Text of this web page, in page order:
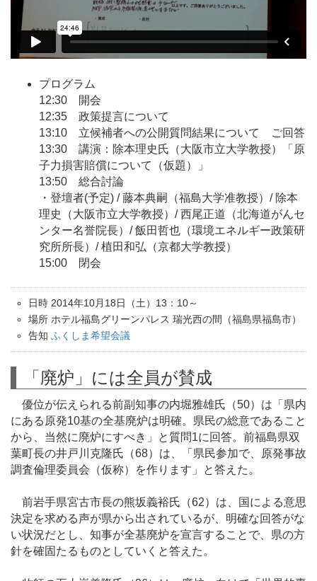
プログラム
12:30 開会
12:35 政策提言について
13:10 立候補者への公開質問結果について ご回答
13:30 講演：除本理史氏（大阪市立大学教授）「原
子力損害賠償について（仮題）」
13:50 総合討論
・登壇者(予定) / 藤本典嗣（福島大学准教授）/ 除本
理史（大阪市立大学教授）/ 西尾正道（北海道がんセ
ンター名誉院長）/ 飯田哲也（環境エネルギー政策研
究所所長）/ 植田和弘（京都大学教授）
15:00 閉会
日時 2014年10月18日（土）13：10～
場所 ホテル福島グリーンパレス 瑞光西の間（福島県福島市）
告知 ふくしま希望会議
「廃炉」には全員が賛成
優位が伝えられる前副知事の内堀雅雄氏（50）は「県内
にある原発10基の全基廃炉は明確。県民の総意であること
から、当然に廃炉にすべき」と質問1に回答。前福島県双
葉町長の井戸川克隆氏（68）は、「県民参加で、原発事故
調査倫理委員会（仮称）を作ります」と答えた。
前岩手県宮古市長の熊坂義裕氏（62）は、国による意思
決定を求める声が県から出されているが、明確な回答がな
い状況だとし、知事が全基廃炉を宣言することで、県の方
針を確固たるものとしていくと答えた。